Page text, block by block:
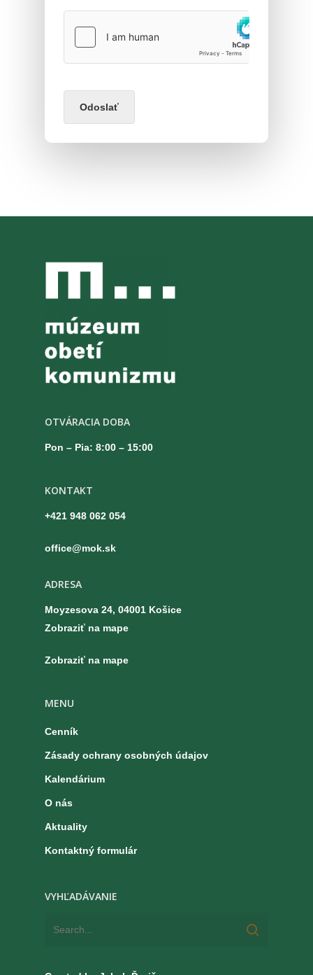
Odoslať
OTVÁRACIA DOBA
Pon – Pia: 8:00 – 15:00
KONTAKT
+421 948 062 054
office@mok.sk
ADRESA
Moyzesova 24, 04001 Košice
Zobraziť na mape
Zobraziť na mape
MENU
Cenník
Zásady ochrany osobných údajov
Kalendárium
O nás
Aktuality
Kontaktný formulár
VYHĽADÁVANIE